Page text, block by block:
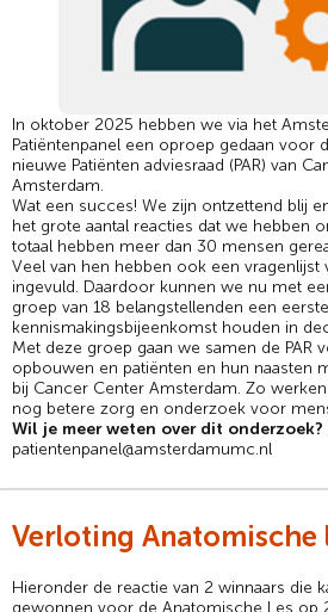
In oktober 2025 hebben we via het
Patiëntenpanel een oproep gedaan voor
nieuwe Patiënten adviesraad (PAR) van
Amsterdam.
Wat een succes! We zijn ontzettend blij
het grote aantal reacties dat we hebben
totaal hebben meer dan 30 mensen
Veel van hen hebben ook een vragenlijst
ingevuld. Daardoor kunnen we nu met
groep van 18 belangstellenden een eerste
kennismakingsbijeenkomst houden in
Met deze groep gaan we samen de PAR
opbouwen en patiënten en hun naasten
bij Cancer Center Amsterdam. Zo
nog betere zorg en onderzoek voor
Wil je meer weten over dit onderzoek?
patientenpanel@amsterdamumc.nl
Verloting Anatomische
Hieronder de reactie van 2 winnaars die
gewonnen voor de Anatomische Les op